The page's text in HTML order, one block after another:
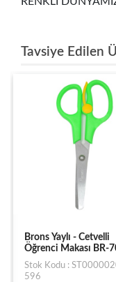
Tavsiye Edilen
Brons Yaylı - Cetvelli
Öğrenci Makası BR-
Yeşil
Stok Kodu :
596